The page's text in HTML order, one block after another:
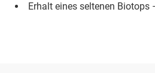
Erhalt eines seltenen Biotops